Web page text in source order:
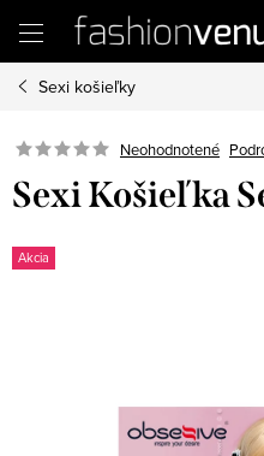
obsah
Sexi košieľky
Neohodnotené
Sexi Košieľka
Akcia